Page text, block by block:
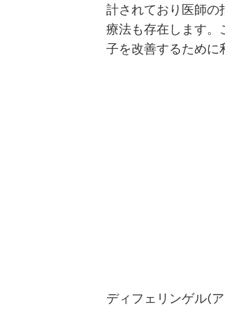
計されており医師の
療法も存在します。
子を改善するために
ディフェリンゲル(